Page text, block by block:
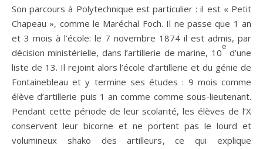
Son parcours à Polytechnique est particulier : il est « Petit
Chapeau », comme le Maréchal Foch. Il ne passe que 1 an
et 3 mois à l’école: le 7 novembre 1874 il est admis, par
décision ministérielle, dans l’artillerie de marine, 10
e
d’une
liste de 13. Il rejoint alors l’école d’artillerie et du génie de
Fontainebleau et y termine ses études : 9 mois comme
élève d’artillerie puis 1 an comme comme sous-lieutenant.
Pendant cette période de leur scolarité, les élèves de l’X
conservent leur bicorne et ne portent pas le lourd et
volumineux shako des artilleurs, ce qui explique